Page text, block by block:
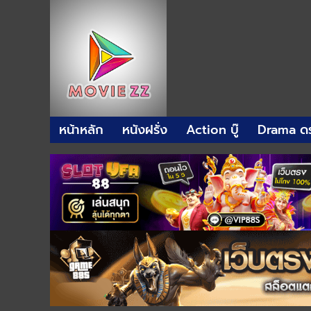
หน้าหลัก หนังฝรั่ง Action บู๊ Drama ด